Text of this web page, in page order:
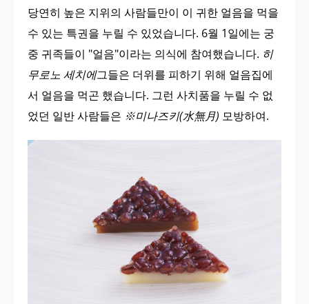
당연히 높은 지위의 사람들만이 이 귀한 얼음을 먹을
수 있는 특권을 누릴 수 있었습니다. 6월 1일에는 궁
중 귀족들이 "얼음"이라는 의식에 참여했습니다. 히
무로노 세치에그들은 더위를 피하기 위해 얼음집에
서 얼음을 먹곤 했습니다. 그런 사치품을 누릴 수 없
었던 일반 사람들은 ※미나즈키(水無月) 모방하여.